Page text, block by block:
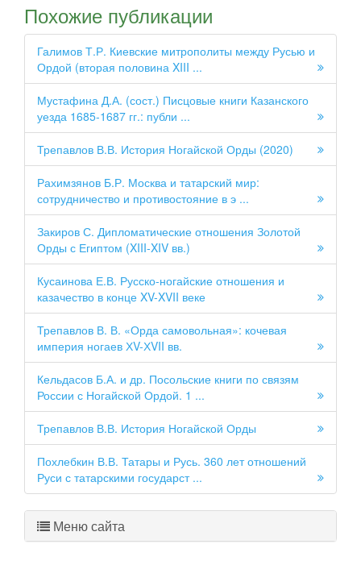
Похожие публикации
Галимов Т.Р. Киевские митрополиты между Русью и
Ордой (вторая половина XIII ...
Мустафина Д.А. (сост.) Писцовые книги Казанского
уезда 1685-1687 гг.: публи ...
Трепавлов В.В. История Ногайской Орды (2020)
Рахимзянов Б.Р. Москва и татарский мир:
сотрудничество и противостояние в э ...
Закиров С. Дипломатические отношения Золотой
Орды с Египтом (XIII-XIV вв.)
Кусаинова Е.В. Русско-ногайские отношения и
казачество в конце XV-XVII веке
Трепавлов В. В. «Орда самовольная»: кочевая
империя ногаев ХV-ХVII вв.
Кельдасов Б.А. и др. Посольские книги по связям
России с Ногайской Ордой. 1 ...
Трепавлов В.В. История Ногайской Орды
Похлебкин В.В. Татары и Русь. 360 лет отношений
Руси с татарскими государст ...
Меню сайта